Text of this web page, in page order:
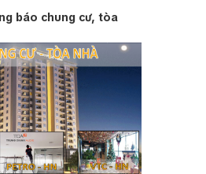
báo chung cư, tòa